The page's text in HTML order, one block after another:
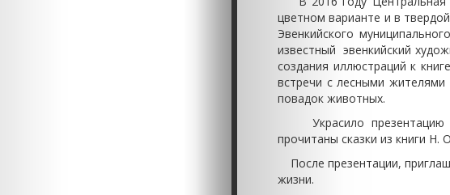
цветном варианте и в
Эвенкийского
известный эвенкийский
создания иллюстраций к
встречи с лесными
повадок животных.
Украсило презентацию
прочитаны сказки из книги
После презентации,
жизни.